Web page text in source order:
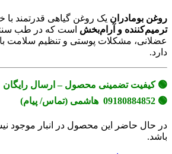
روغن بومادران یک روغن گیاهی قدرتمند با
ترمیم‌کننده و آرام‌بخش است که در طب
عضلانی، مشکلات پوستی و تنظیم سلامت
دارد.
🟢 کیفیت تضمینی محصول – ارسال رایگان
🟢 09180884852 هاشمی (تماس/ پیام)
در حال حاضر این محصول در انبار
باشد.